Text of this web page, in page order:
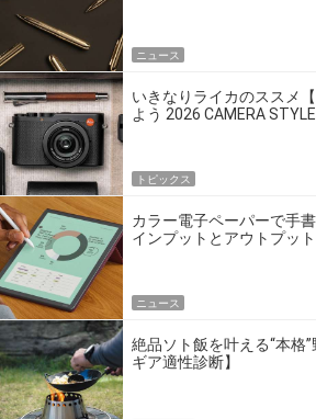
ニュース
いきなりライカのススメ
よう 2026 CAMERA STYLE
トピックス
カラー電子ペーパーで手
インプットとアウトプッ
ニュース
絶品ソト飯を叶える“本格
ギア適性診断】